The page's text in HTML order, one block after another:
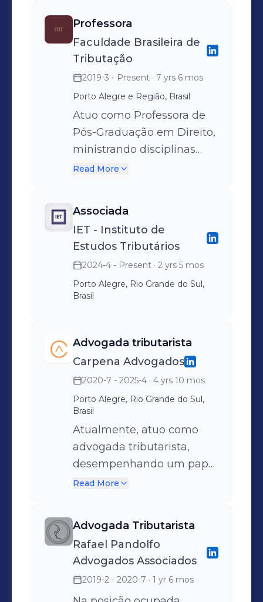
Professora
Faculdade Brasileira de
Tributação
2019-3 - Present · 7 yrs 6 mos
Porto Alegre e Região, Brasil
Atuo como Professora de
Pós-Graduação em Direito,
ministrando disciplinas
focadas no Direito
Minhas atividades incluem
o ensino e orientação de
alunos em diversas áreas
complexas e fundamentais
da tributação, promovendo
uma visão crítica e
tributário nacional. Já
ministrei a disciplina
"Mandado de Segurança e
Medidas Cautelares em
Matéria Tributária",
abordando as ferramentas
jurídicas para a proteção
dos direitos dos
contribuintes. Também já
lecionei a disciplina de
de Pré-Executividade e
Ação Declaratória",
trazendo uma análise
aprofundada dos
Read More
Associada
IET - Instituto de
Estudos Tributários
2024-4 - Present · 2 yrs 5 mos
Porto Alegre, Rio Grande do Sul,
Brasil
Advogada tributarista
Carpena Advogados
2020-7 - 2025-4 · 4 yrs 10 mos
Porto Alegre, Rio Grande do Sul,
Brasil
Atualmente, atuo como
advogada tributarista,
desempenhando um papel
estratégico na defesa dos
consultivo, contencioso
judicial e contencioso
administrativo. Entre
minhas responsabilidades,
Read More
Advogada Tributarista
Rafael Pandolfo
Advogados Associados
2019-2 - 2020-7 · 1 yr 6 mos